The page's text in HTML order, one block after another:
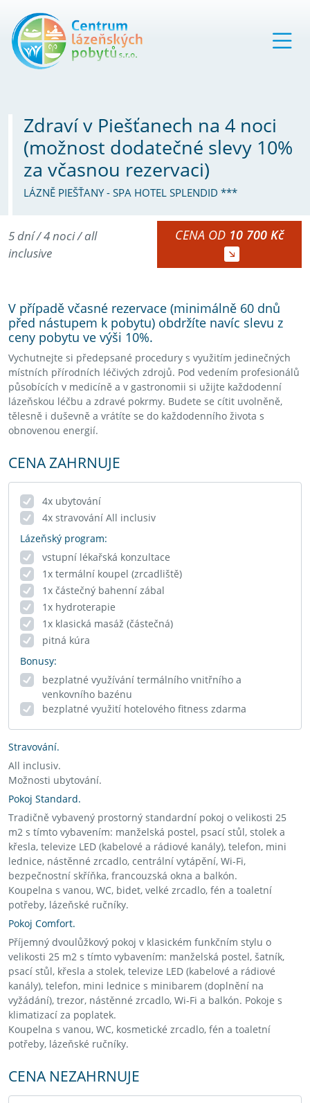
Zdraví v Piešťanech na 4 noci
(možnost dodatečné slevy 10%
za včasnou rezervaci)
LÁZNĚ PIEŠŤANY - SPA HOTEL SPLENDID ***
5 dní / 4 noci / all
inclusive
CENA OD 10 700 Kč
V případě včasné rezervace (minimálně 60 dnů
před nástupem k pobytu) obdržíte navíc slevu z
ceny pobytu ve výši 10%.
Vychutnejte si předepsané procedury s využitím jedinečných
místních přírodních léčivých zdrojů. Pod vedením profesionálů
působících v medicíně a v gastronomii si užijte každodenní
lázeňskou léčbu a zdravé pokrmy. Budete se cítit uvolněně,
tělesně i duševně a vrátíte se do každodenního života s
obnovenou energií.
CENA ZAHRNUJE
4x ubytování
4x stravování All inclusiv
Lázeňský program:
vstupní lékařská konzultace
1x termální koupel (zrcadliště)
1x částečný bahenní zábal
1x hydroterapie
1x klasická masáž (částečná)
pitná kúra
Bonusy:
bezplatné využívání termálního vnitřního a
venkovního bazénu
bezplatné využití hotelového fitness zdarma
Stravování.
All inclusiv.
Možnosti ubytování.
Pokoj Standard.
Tradičně vybavený prostorný standardní pokoj o velikosti 25
m2 s tímto vybavením: manželská postel, psací stůl, stolek a
křesla, televize LED (kabelové a rádiové kanály), telefon, mini
lednice, nástěnné zrcadlo, centrální vytápění, Wi-Fi,
bezpečnostní skříňka, francouzská okna a balkón.
Koupelna s vanou, WC, bidet, velké zrcadlo, fén a toaletní
potřeby, lázeňské ručníky.
Pokoj Comfort.
Příjemný dvoulůžkový pokoj v klasickém funkčním stylu o
velikosti 25 m2 s tímto vybavením: manželská postel, šatník,
psací stůl, křesla a stolek, televize LED (kabelové a rádiové
kanály), telefon, mini lednice s minibarem (doplnění na
vyžádání), trezor, nástěnné zrcadlo, Wi-Fi a balkón. Pokoje s
klimatizací za poplatek.
Koupelna s vanou, WC, kosmetické zrcadlo, fén a toaletní
potřeby, lázeňské ručníky.
CENA NEZAHRNUJE